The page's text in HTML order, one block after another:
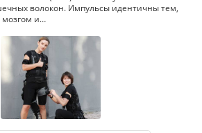
волокон. Импульсы идентичны тем,
мозгом и…